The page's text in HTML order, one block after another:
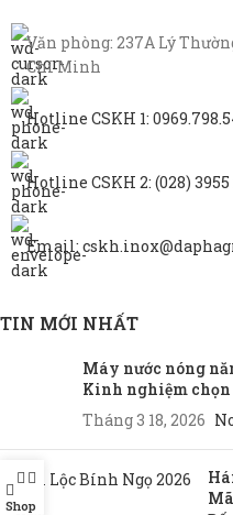
Văn phòng: 237A Lý
Chí Minh
Hotline CSKH 1:
Hotline CSKH 2: (028) 3955
Email:
TIN MỚI NHẤT
Máy nước nóng
Kinh nghiệm
Tháng 3 18, 2026
Shop